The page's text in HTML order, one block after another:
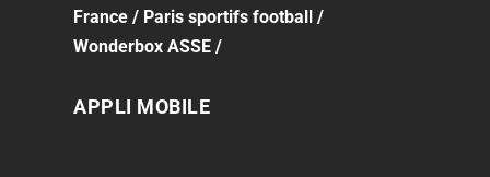
France / Paris sportifs football
/
Wonderbox ASSE /
APPLI MOBILE